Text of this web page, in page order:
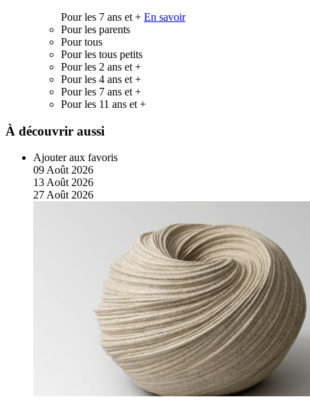
Pour les 7 ans et + En savoir
Pour les parents
Pour tous
Pour les tous petits
Pour les 2 ans et +
Pour les 4 ans et +
Pour les 7 ans et +
Pour les 11 ans et +
À découvrir aussi
Ajouter aux favoris
09 Août 2026
13 Août 2026
27 Août 2026